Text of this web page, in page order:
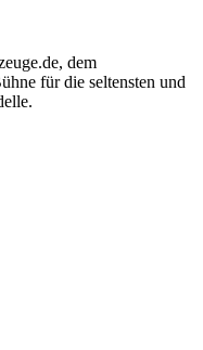
dem
für die seltensten und